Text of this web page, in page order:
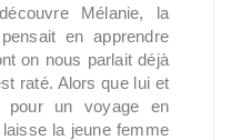
Mélanie, la
en apprendre
on nous parlait déjà
raté. Alors que lui et
pour un voyage en
la jeune femme